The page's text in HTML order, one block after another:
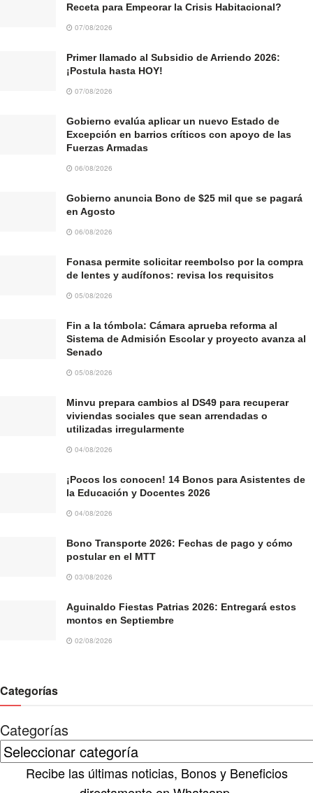
Receta para Empeorar la Crisis Habitacional?
07/08/2026
Primer llamado al Subsidio de Arriendo 2026:
¡Postula hasta HOY!
07/08/2026
Gobierno evalúa aplicar un nuevo Estado de
Excepción en barrios críticos con apoyo de las
Fuerzas Armadas
06/08/2026
Gobierno anuncia Bono de $25 mil que se pagará
en Agosto
06/08/2026
Fonasa permite solicitar reembolso por la compra
de lentes y audífonos: revisa los requisitos
05/08/2026
Fin a la tómbola: Cámara aprueba reforma al
Sistema de Admisión Escolar y proyecto avanza al
Senado
05/08/2026
Minvu prepara cambios al DS49 para recuperar
viviendas sociales que sean arrendadas o
utilizadas irregularmente
04/08/2026
¡Pocos los conocen! 14 Bonos para Asistentes de
la Educación y Docentes 2026
04/08/2026
Bono Transporte 2026: Fechas de pago y cómo
postular en el MTT
03/08/2026
Aguinaldo Fiestas Patrias 2026: Entregará estos
montos en Septiembre
02/08/2026
Categorías
Categorías
Recibe las últimas noticias, Bonos y Beneficios